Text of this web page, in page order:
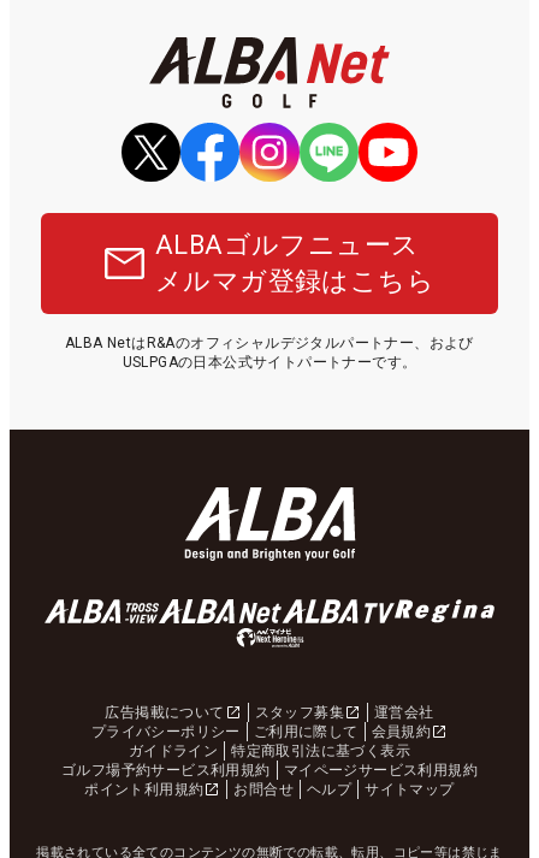
ALBAゴルフニュース
メルマガ登録はこちら
ALBA NetはR&Aのオフィシャルデジタルパートナー、および
USLPGAの日本公式サイトパートナーです。
広告掲載について スタッフ募集
運営会社
プライバシーポリシー
ご利用に際して
会員規約
ガイドライン
特定商取引法に基づく表示
ゴルフ場予約サービス利用規約
マイページサービス利用規約
ポイント利用規約
お問合せ ヘルプ サイトマップ
掲載されている全てのコンテンツの無断での転載、転用、コピー等は禁じま